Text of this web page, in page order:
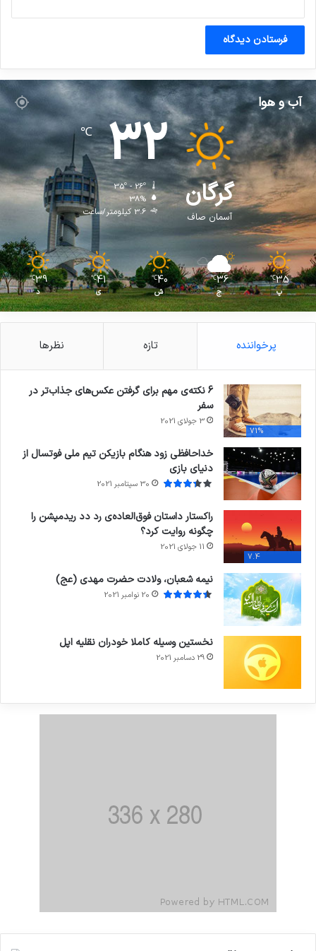
آب و هوا
گرگان
آسمان صاف
32
℃
35º - 26º
38%
3.6 کیلومتر/ساعت
35
℃
پ
36
℃
ج
40
℃
ش
41
℃
ی
39
℃
د
پرخواننده تازه نظرها
71%
6 نکته‌ی مهم برای گرفتن عکس‌های جذاب‌تر در
سفر
3 جولای 2021
خداحافظی زود هنگام بازیکن تیم ملی فوتسال از
دنیای بازی
30 سپتامبر 2021
7.4
راکستار داستان فوق‌العاده‌ی رد دد ریدمپشن را
چگونه روایت کرد؟
11 جولای 2021
نیمه شعبان، ولادت حضرت مهدی (عج)
20 نوامبر 2021
نخستین وسیله کاملا خودران نقلیه اپل
29 دسامبر 2021